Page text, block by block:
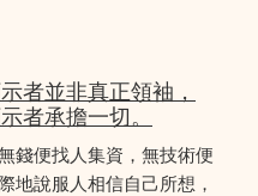
者並非真正領袖，
者承擔一切。
錢便找人集資，無技術便
地說服人相信自己所想，